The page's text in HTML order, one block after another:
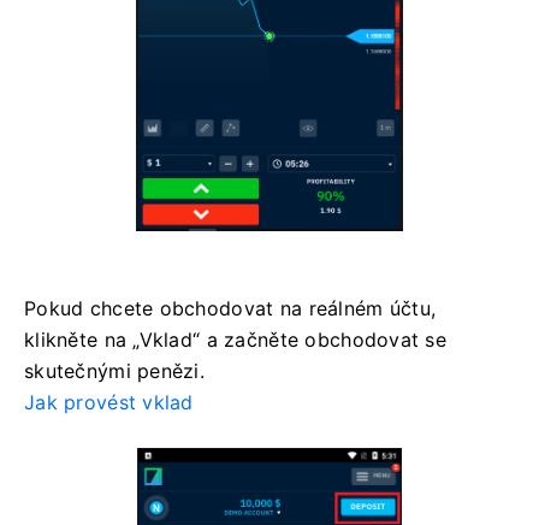
Pokud chcete obchodovat na reálném účtu,
klikněte na „Vklad“ a začněte obchodovat se
skutečnými penězi.
Jak provést vklad